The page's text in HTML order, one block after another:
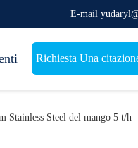
E-mail
Richiesta Una
Stainless Steel del mango 5 t/h